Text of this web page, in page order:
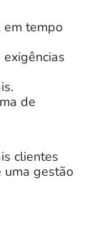
em tempo
de
clientes
uma gestão